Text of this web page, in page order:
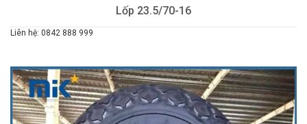
Lốp 23.5/70-16
Liên hệ: 0842 888 999